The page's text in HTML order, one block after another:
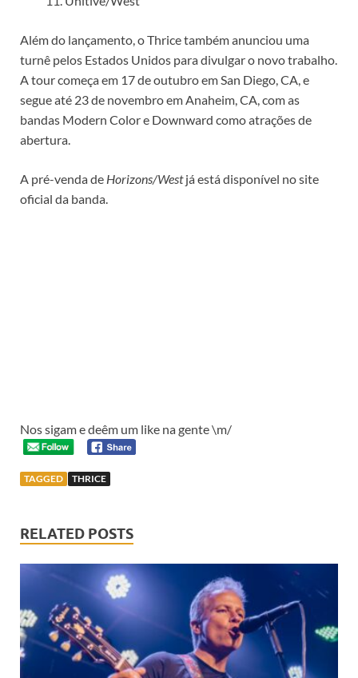
Além do lançamento, o Thrice também anunciou uma
turnê pelos Estados Unidos para divulgar o novo trabalho.
A tour começa em 17 de outubro em San Diego, CA, e
segue até 23 de novembro em Anaheim, CA, com as
bandas Modern Color e Downward como atrações de
abertura.
A pré-venda de Horizons/Westjá está disponível no site
oficial da banda.
Nos sigam e deêm um like na gente \m/
TAGGED THRICE
RELATED POSTS